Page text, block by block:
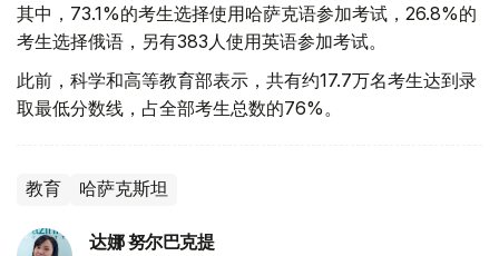
其中，73.1%的考生选择使用哈萨克语参加考试，26.8%的
考生选择俄语，另有383人使用英语参加考试。
此前，科学和高等教育部表示，共有约17.7万名考生达到录
取最低分数线，占全部考生总数的76%。
教育 哈萨克斯坦
达娜 努尔巴克提